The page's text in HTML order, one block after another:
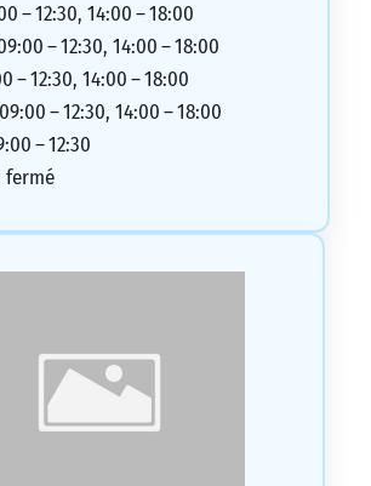
– 12:30, 14:00 – 18:00
– 12:30, 14:00 – 18:00
– 12:30, 14:00 – 18:00
– 12:30, 14:00 – 18:00
– 12:30
fermé